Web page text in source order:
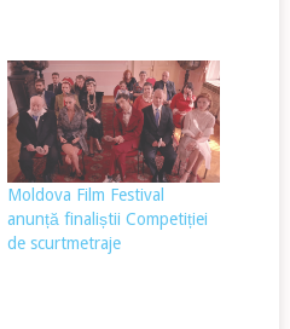
Moldova Film Festival
anunță finaliștii Competiției
de scurtmetraje